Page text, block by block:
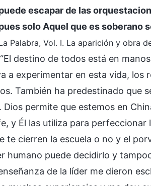
escapar de las
solo Aquel que es soberano
Palabra, Vol. I. La aparición y obra
destino de todos está en
a experimentar en esta vida, los
También ha predestinado que
Dios permite que estemos en
y Él las utiliza para perfeccionar
te cierren la escuela o no y el
humano puede decidirlo y
de la líder me dieron